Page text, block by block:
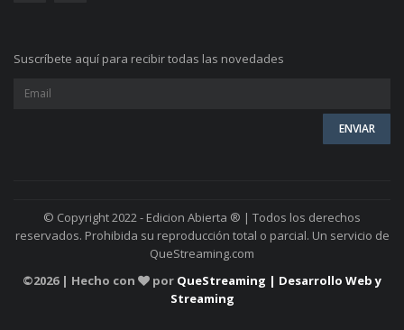
Suscríbete aquí para recibir todas las novedades
© Copyright 2022 - Edicion Abierta ® | Todos los derechos
reservados. Prohibida su reproducción total o parcial. Un servicio de
QueStreaming.com
©2026 | Hecho con por QueStreaming | Desarrollo Web y
Streaming